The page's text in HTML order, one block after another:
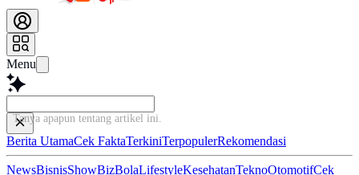
Menu
Tanya apapun tentang artikel ini...
Berita UtamaCek FaktaTerkiniTerpopulerRekomendasi
NewsBisnisShowBizBolaLifestyleKesehatanTeknoOtomotifCek